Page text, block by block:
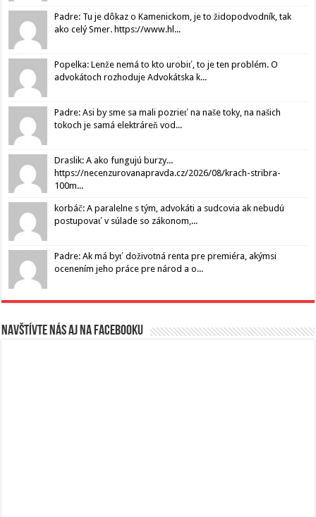
Padre: Tu je dôkaz o Kamenickom, je to židopodvodník, tak
ako celý Smer. https://www.hl...
Popelka: Lenže nemá to kto urobiť, to je ten problém. O
advokátoch rozhoduje Advokátska k...
Padre: Asi by sme sa mali pozrieť na naše toky, na našich
tokoch je samá elektráreň vod...
Draslik: A ako fungujú burzy...
https://necenzurovanapravda.cz/2026/08/krach-stribra-
100m...
korbáč: A paralelne s tým, advokáti a sudcovia ak nebudú
postupovať v súlade so zákonom,...
Padre: Ak má byť doživotná renta pre premiéra, akýmsi
ocenením jeho práce pre národ a o...
Navštívte nás aj na Facebooku